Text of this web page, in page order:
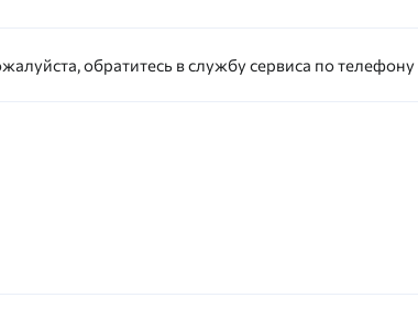
обратитесь в службу сервиса по